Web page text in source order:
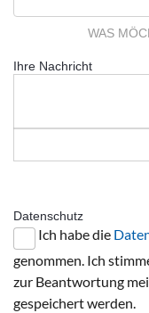
WAS
Ihre Nachricht
Datenschutz
Ich habe die
genommen. Ich
zur Beantwortung
gespeichert werden.